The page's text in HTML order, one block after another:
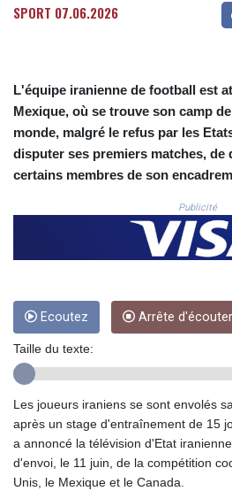
SPORT 07.06.2026
L'équipe iranienne de football est
Mexique, où se trouve son camp
monde, malgré le refus par les
disputer ses premiers matches, de
certains membres de son
Publicité
Ecoutez Arrête d'écouter
Taille du texte:
Les joueurs iraniens se sont envolés
après un stage d'entraînement de 15
a annoncé la télévision d'Etat
d'envoi, le 11 juin, de la compétition
Unis, le Mexique et le Canada.